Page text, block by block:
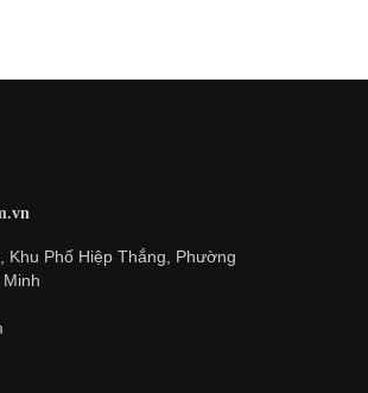
Khu Phố Hiệp Thắng, Phường